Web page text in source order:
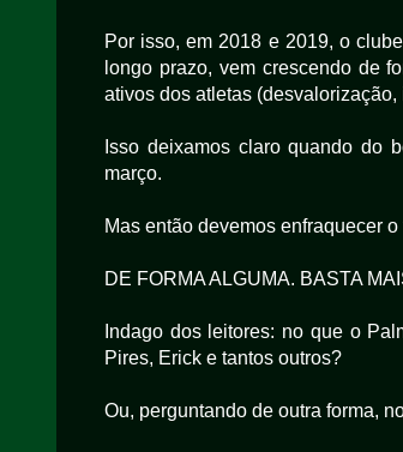
Por isso, em 2018 e 2019, o
longo prazo, vem crescendo de
ativos dos atletas (desvalorização,
Isso deixamos claro quando do
março.
Mas então devemos enfraquecer o
DE FORMA ALGUMA. BASTA
Indago dos leitores: no que o
Pires, Erick e tantos outros?
Ou, perguntando de outra forma,